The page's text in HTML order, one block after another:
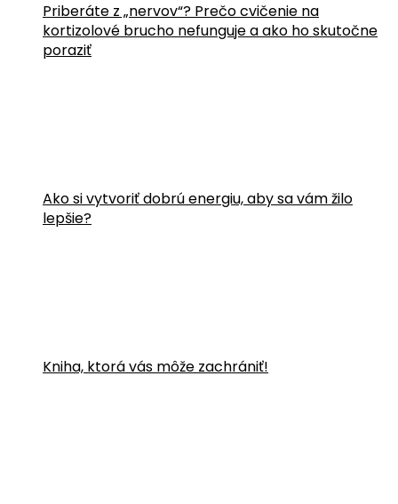
Priberáte z „nervov“? Prečo cvičenie na
kortizolové brucho nefunguje a ako ho skutočne
poraziť
Ako si vytvoriť dobrú energiu, aby sa vám žilo
lepšie?
Kniha, ktorá vás môže zachrániť!